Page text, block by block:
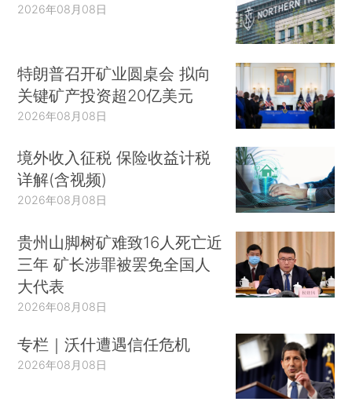
2026年08月08日
特朗普召开矿业圆桌会 拟向
关键矿产投资超20亿美元
2026年08月08日
境外收入征税 保险收益计税
详解(含视频)
2026年08月08日
贵州山脚树矿难致16人死亡近
三年 矿长涉罪被罢免全国人
大代表
2026年08月08日
专栏｜沃什遭遇信任危机
2026年08月08日